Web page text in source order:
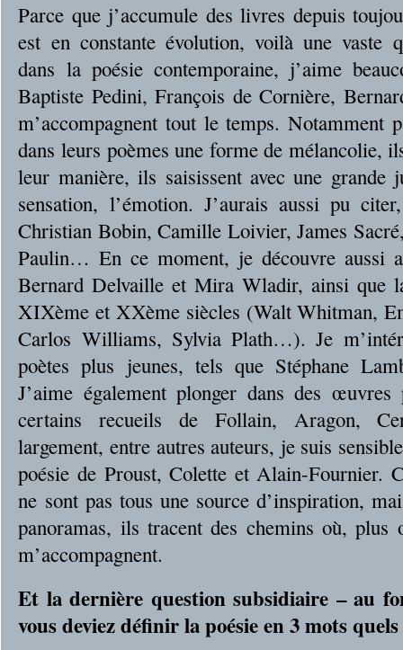
Parce que j’accumule des livres depuis
est en constante évolution, voilà une vaste
dans la poésie contemporaine, j’aime
Baptiste Pedini, François de Cornière,
m’accompagnent tout le temps. Notamment
dans leurs poèmes une forme de mélancolie,
leur manière, ils saisissent avec une grande
sensation, l’émotion. J’aurais aussi pu
Christian Bobin, Camille Loivier, James
Paulin… En ce moment, je découvre aussi
Bernard Delvaille et Mira Wladir, ainsi que
XIXème et XXème siècles (Walt Whitman,
Carlos Williams, Sylvia Plath…). Je
poètes plus jeunes, tels que Stéphane
J’aime également plonger dans des œuvres
certains recueils de Follain, Aragon,
largement, entre autres auteurs, je suis
poésie de Proust, Colette et Alain-Fournier.
ne sont pas tous une source d’inspiration,
panoramas, ils tracent des chemins où,
m’accompagnent.
Et la dernière question subsidiaire – au
vous deviez définir la poésie en 3 mots